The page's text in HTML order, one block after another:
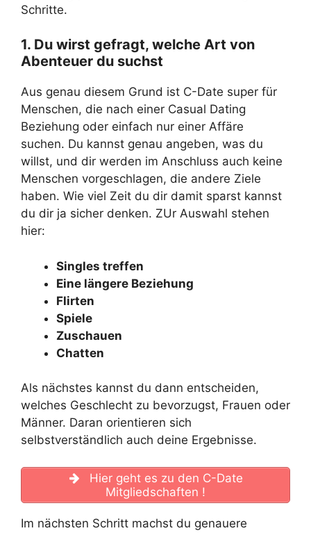
Schritte.
1. Du wirst gefragt, welche Art von
Abenteuer du suchst
Aus genau diesem Grund ist C-Date super für
Menschen, die nach einer Casual Dating
Beziehung oder einfach nur einer Affäre
suchen. Du kannst genau angeben, was du
willst, und dir werden im Anschluss auch keine
Menschen vorgeschlagen, die andere Ziele
haben. Wie viel Zeit du dir damit sparst kannst
du dir ja sicher denken. ZUr Auswahl stehen
hier:
Singles treffen
Eine längere Beziehung
Flirten
Spiele
Zuschauen
Chatten
Als nächstes kannst du dann entscheiden,
welches Geschlecht zu bevorzugst, Frauen oder
Männer. Daran orientieren sich
selbstverständlich auch deine Ergebnisse.
Hier geht es zu den C-Date
Mitgliedschaften !
Im nächsten Schritt machst du genauere